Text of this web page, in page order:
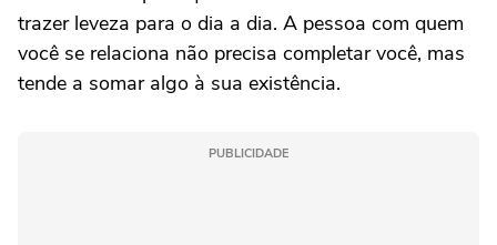
trazer leveza para o dia a dia. A pessoa com quem
você se relaciona não precisa completar você, mas
tende a somar algo à sua existência.
PUBLICIDADE